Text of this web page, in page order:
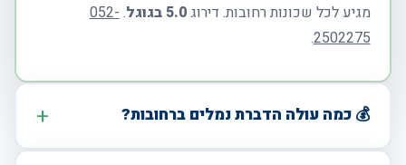
מגיע לכל שכונות רחובות. דירוג5.0 בגוגל .
052-
2502275
.
💰 כמה עולה הדברת נמלים ברחובות?